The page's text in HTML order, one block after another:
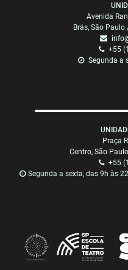
Avenida
Brás, São Paulo
+55
Segunda a
Praça
Centro, São
+55
Segunda a sexta, das 9h às